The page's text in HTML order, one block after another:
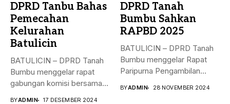
DPRD Tanbu Bahas
Pemecahan
Kelurahan
Batulicin
BATULICIN – DPRD Tanah
Bumbu menggelar rapat
gabungan komisi bersama
BYADMIN 17 DESEMBER 2024
DPRD Tanah
Bumbu Sahkan
RAPBD 2025
BATULICIN – DPRD Tanah
Bumbu menggelar Rapat
Paripurna Pengambilan
BYADMIN 28 NOVEMBER 2024